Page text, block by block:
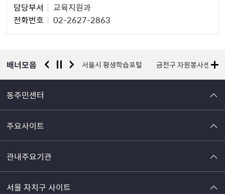
자
담당부서
교육지원과
전화번호
02-2627-2863
배너모음
경찰청 유실물 통합포털 서울시 평생학습포털 금천구 자원봉사센터
동주민센터
주요사이트
관내주요기관
서울 자치구 사이트